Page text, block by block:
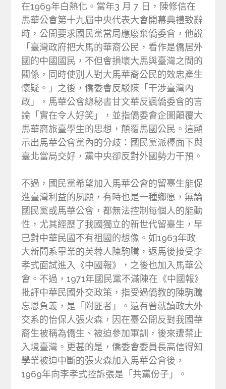
在1969年白熱化。當年3 月 7 日，陳修信在
馬華公會第十九屆中央代表大會開幕典禮致辭
時，公開要求國民黨當局應廢棄僑委會，他說
「臺灣政府把大馬的華裔公民，看作是僑居外
國的中國國民，不但會損壞大馬與臺灣之間的
關係，同時使別人對大馬華裔公民的效忠產生
懷疑。」之後，僑委會反駁陳「干涉臺灣內
政」，馬華公會總秘書甘文華反諷僑委會的言
論「實在令人好笑」，並指僑委會企圖顛覆大
馬華裔旅臺學生的思想，顛覆馬國公民。這顯
示出馬華公會黨內的分歧：國民黨派檯面下與
臺北當局交好，黨中央卻反對外國勢力干預。
不過，國民黨希望加入馬華公會的留臺生能促
進臺灣利益的夙願，有時也是一種鄉愿，無論
國民黨或馬華公會，都無法控制每個人的能動
性，尤其經歷了我國獨立的新世代留臺生，早
已對中華民國不有祖國的想像。如1963年政
大新聞系畢業的芙蓉人陳駒騰，返馬後接受李
孝式面試進入《中國報》，之後也加入馬華公
會。不過，1971年國民黨不滿陳在《中國報》
批評中華民國外交政策，指受過僑教的陳駒騰
忘恩負義，是「附匪者」。還有曾就讀政大外
交系的怡保人張火森，因在臺公開反對我國華
裔生被稱為僑生、被迫參加軍訓，後來遭禁止
入境臺灣。更甚的是，僑委會委員長高信得知
學業被迫中斷的張火森加入馬華公會後，
1969年向李孝式控訴張是「共黨份子」。